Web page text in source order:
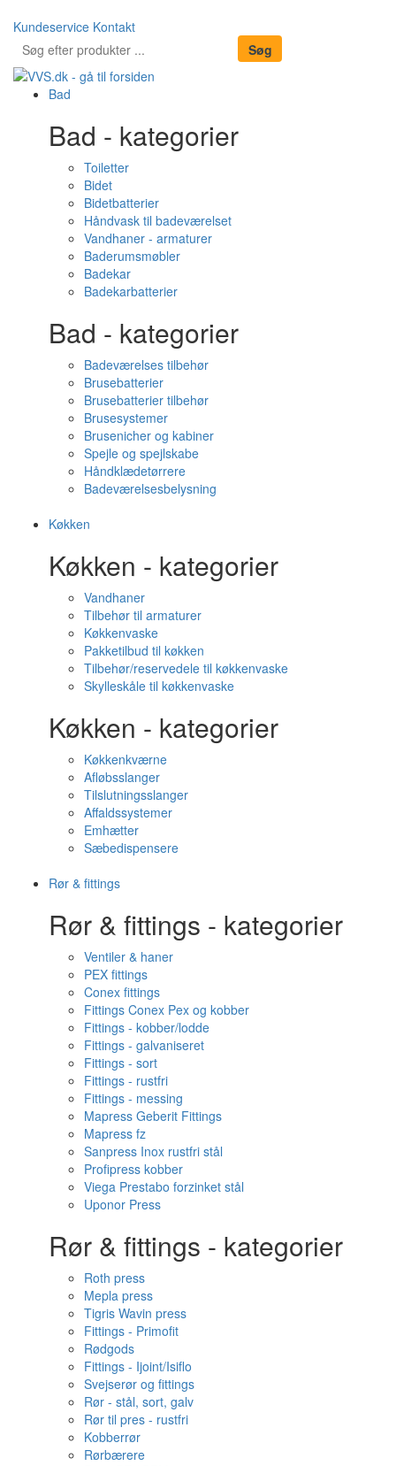
Kundeservice Kontakt
Bad
Bad - kategorier
Toiletter
Bidet
Bidetbatterier
Håndvask til badeværelset
Vandhaner - armaturer
Baderumsmøbler
Badekar
Badekarbatterier
Bad - kategorier
Badeværelses tilbehør
Brusebatterier
Brusebatterier tilbehør
Brusesystemer
Brusenicher og kabiner
Spejle og spejlskabe
Håndklædetørrere
Badeværelsesbelysning
Køkken
Køkken - kategorier
Vandhaner
Tilbehør til armaturer
Køkkenvaske
Pakketilbud til køkken
Tilbehør/reservedele til køkkenvaske
Skylleskåle til køkkenvaske
Køkken - kategorier
Køkkenkværne
Afløbsslanger
Tilslutningsslanger
Affaldssystemer
Emhætter
Sæbedispensere
Rør & fittings
Rør & fittings - kategorier
Ventiler & haner
PEX fittings
Conex fittings
Fittings Conex Pex og kobber
Fittings - kobber/lodde
Fittings - galvaniseret
Fittings - sort
Fittings - rustfri
Fittings - messing
Mapress Geberit Fittings
Mapress fz
Sanpress Inox rustfri stål
Profipress kobber
Viega Prestabo forzinket stål
Uponor Press
Rør & fittings - kategorier
Roth press
Mepla press
Tigris Wavin press
Fittings - Primofit
Rødgods
Fittings - Ijoint/Isiflo
Svejserør og fittings
Rør - stål, sort, galv
Rør til pres - rustfri
Kobberrør
Rørbærere